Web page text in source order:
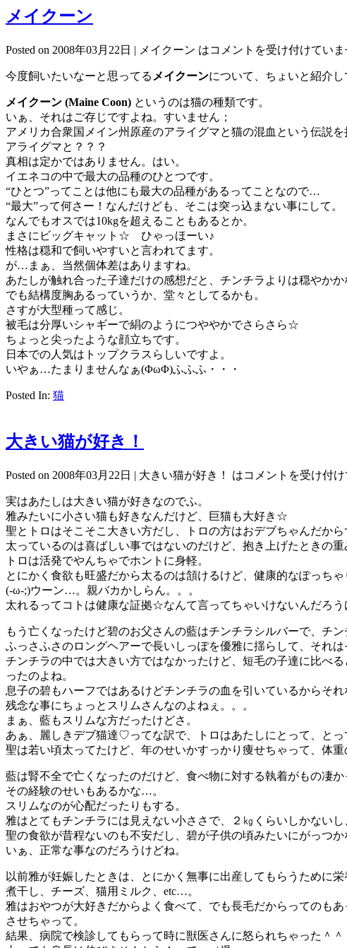
メイクーン
Posted on 2008年03月22日 | メイクーン はコメントを受け付けていま
今度飼いたいなーと思ってる メイクーンについて、ちょいと紹介し
メイクーン (Maine Coon) というのは猫の種類です。
いぁ、それはご存じですよね。すいません；
アメリカ合衆国メイン州原産のアライグマと猫の混血という伝説を
アライグマと？？？
真相は定かではありません。はい。
イエネコの中で最大の品種のひとつです。
“ひとつ”ってことは他にも最大の品種があるってことなので…
“最大”って何さー！なんだけども、そこは突っ込まない事にして。
なんでもオスでは10kgを超えることもあるとか。
まさにビッグキャット☆ ひゃっほーい♪
性格は穏和で飼いやすいと言われてます。
が…まぁ、当然個体差はありますね。
あたしが触れ合った子達だけの感想だと、チンチラよりは穏やかか
でも結構度胸あるっていうか、堂々としてるかも。
さすが大型種って感じ。
被毛は分厚いシャギーで絹のようにつややかでさらさら☆
ちょっと尖ったような顔立ちです。
日本での人気はトップクラスらしいですよ。
いやぁ…たまりませんなぁ(ΦωΦ)ふふふ・・・
Posted In: 猫
大きい猫が好き！
Posted on 2008年03月22日 | 大きい猫が好き！ はコメントを受け付
実はあたしは大きい猫が好きなのでふ。
雅みたいに小さい猫も好きなんだけど、巨猫も大好き☆
聖とトロはそこそこ大きい方だし、トロの方はおデブちゃんだから
太っているのは喜ばしい事ではないのだけど、抱き上げたときの重
トロは活発でやんちゃでホントに身軽。
とにかく食欲も旺盛だから太るのは頷けるけど、健康的なぽっちゃ
(-ω-;)ウーン…。親バカかしらん。。。
太れるってコトは健康な証拠☆なんて言ってちゃいけないんだろう
もう亡くなったけど碧のお父さんの藍はチンチラシルバーで、チン
ふっさふさのロングヘアーで長いしっぽを優雅に揺らして、それは
チンチラの中では大きい方ではなかったけど、短毛の子達に比べ
ったのよね。
息子の碧もハーフではあるけどチンチラの血を引いているからそ
残念な事にちょっとスリムさんなのよねぇ。。。
まぁ、藍もスリムな方だったけどさ。
あぁ、麗しきデブ猫達♡ってな訳で、トロはあたしにとって、とっ
聖は若い頃太ってたけど、年のせいかすっかり痩せちゃって、体
藍は腎不全で亡くなったのだけど、食べ物に対する執着がもの凄
その経験のせいもあるかな…。
スリムなのが心配だったりもする。
雅はとてもチンチラには見えない小ささで、２㎏くらいしかないし
聖の食欲が昔程ないのも不安だし、碧が子供の頃みたいにがっつか
いぁ、正常な事なのだろうけどね。
以前雅が妊娠したときは、とにかく無事に出産してもらうために
煮干し、チーズ、猫用ミルク、etc…。
雅はおやつが大好きだからよく食べて、でも長毛だからってのも
させちゃって。
結果、病院で検診してもらって時に獣医さんに怒られちゃった＾＾